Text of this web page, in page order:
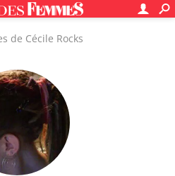
de Cécile Rocks